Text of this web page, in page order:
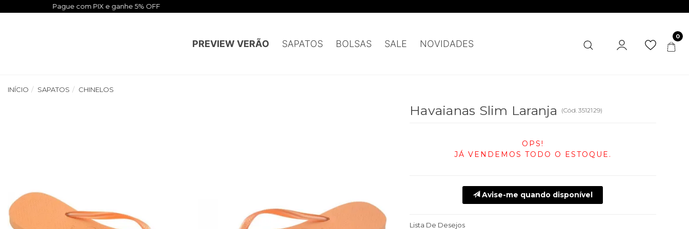
PREVIEW VERÃO SAPATOS BOLSAS SALE NOVIDADES
0
INÍCIO SAPATOS CHINELOS
Havaianas Slim Laranja (Cód.3512129)
OPS!
JÁ VENDEMOS TODO O ESTOQUE.
Avise-me quando disponível
Lista De Desejos